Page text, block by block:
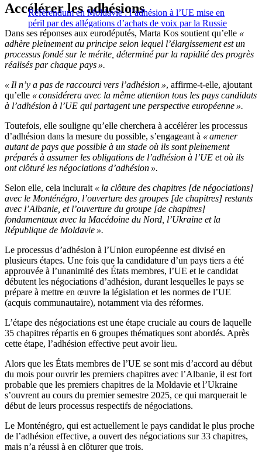
Référendum en Moldavie : l’adhésion à l’UE mise en
péril par des allégations d’achats de voix par la Russie
Accélérer les adhésions
Dans ses réponses aux eurodéputés, Marta Kos soutient qu’elle «
adhère pleinement au principe selon lequel l’élargissement est un
processus fondé sur le mérite, déterminé par la rapidité des progrès
réalisés par chaque pays ».
« Il n’y a pas de raccourci vers l’adhésion », affirme-t-elle, ajoutant
qu’elle « considérera avec la même attention tous les pays candidats
à l’adhésion à l’UE qui partagent une perspective européenne ».
Toutefois, elle souligne qu’elle cherchera à accélérer les processus
d’adhésion dans la mesure du possible, s’engageant à « amener
autant de pays que possible à un stade où ils sont pleinement
préparés à assumer les obligations de l’adhésion à l’UE et où ils
ont clôturé les négociations d’adhésion ».
Selon elle, cela inclurait « la clôture des chapitres [de négociations]
avec le Monténégro, l’ouverture des groupes [de chapitres] restants
avec l’Albanie, et l’ouverture du groupe [de chapitres]
fondamentaux avec la Macédoine du Nord, l’Ukraine et la
République de Moldavie ».
Le processus d’adhésion à l’Union européenne est divisé en
plusieurs étapes. Une fois que la candidature d’un pays tiers a été
approuvée à l’unanimité des États membres, l’UE et le candidat
débutent les négociations d’adhésion, durant lesquelles le pays se
prépare à mettre en œuvre la législation et les normes de l’UE
(acquis communautaire), notamment via des réformes.
L’étape des négociations est une étape cruciale au cours de laquelle
35 chapitres répartis en 6 groupes thématiques sont abordés. Après
cette étape, l’adhésion effective peut avoir lieu.
Alors que les États membres de l’UE se sont mis d’accord au début
du mois pour ouvrir les premiers chapitres avec l’Albanie, il est fort
probable que les premiers chapitres de la Moldavie et l’Ukraine
s’ouvrent au cours du premier semestre 2025, ce qui marquerait le
début de leurs processus respectifs de négociations.
Le Monténégro, qui est actuellement le pays candidat le plus proche
de l’adhésion effective, a ouvert des négociations sur 33 chapitres,
mais n’a réussi à en clôturer que trois.